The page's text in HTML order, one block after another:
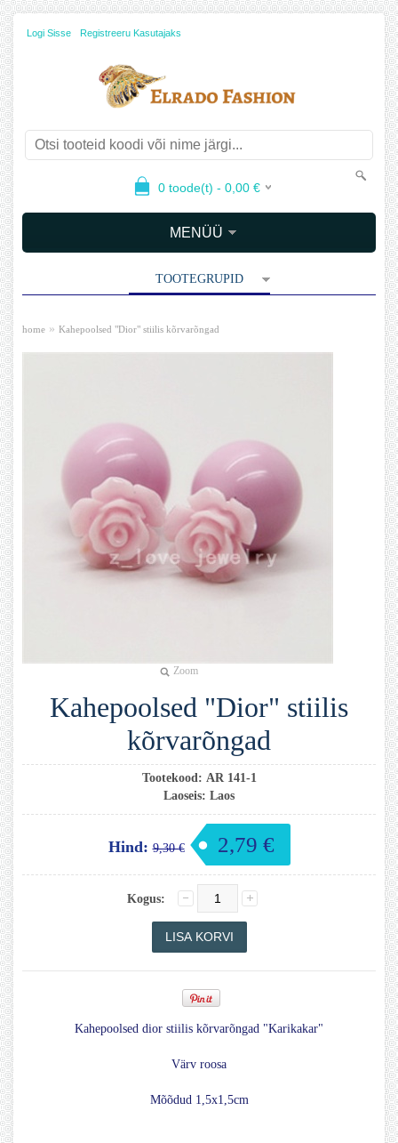
Logi Sisse Registreeru Kasutajaks
0toode(t) - 0,00€
MENÜÜ
TOOTEGRUPID
home » Kahepoolsed "Dior" stiilis kõrvarõngad
Zoom
Kahepoolsed "Dior" stiilis
kõrvarõngad
Tootekood: AR 141-1
Laoseis: Laos
Hind:9,30 € 2,79 €
Kogus:
Kahepoolsed dior stiilis kõrvarõngad "Karikakar"
Värv roosa
Mõõdud 1,5x1,5cm